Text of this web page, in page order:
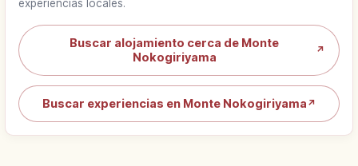
experiencias locales.
Buscar alojamiento cerca de Monte
Nokogiriyama
↗
Buscar experiencias en Monte Nokogiriyama ↗